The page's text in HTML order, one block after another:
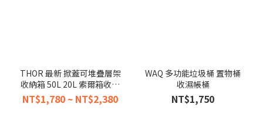
THOR 最新 掀蓋可堆疊層架
收納箱 50L 20L 索爾箱收納
層架
NT$1,780 ~ NT$2,380
WAQ 多功能垃圾桶 置物桶
收濕帳桶
NT$1,750